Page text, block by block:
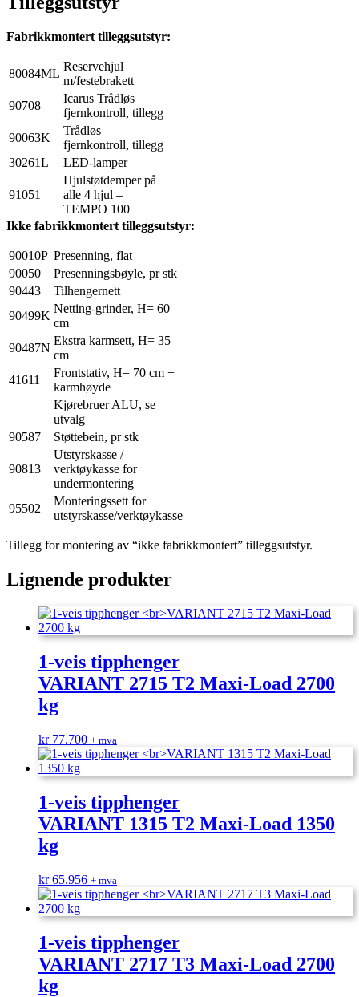
Fabrikkmontert tilleggsutstyr:
80084ML
Reservehjul
m/festebrakett
90708
Icarus Trådløs
fjernkontroll, tillegg
90063K
Trådløs
fjernkontroll, tillegg
30261L
LED-lamper
91051
Hjulstøtdemper på
alle 4 hjul –
TEMPO 100
Ikke fabrikkmontert tilleggsutstyr:
90010P Presenning, flat
90050
Presenningsbøyle, pr stk
90443
Tilhengernett
90499K
Netting-grinder, H= 60
cm
90487N
Ekstra karmsett, H= 35
cm
41611
Frontstativ, H= 70 cm +
karmhøyde
Kjørebruer ALU, se
utvalg
90587
Støttebein, pr stk
90813
Utstyrskasse /
verktøykasse for
undermontering
95502
Monteringssett for
utstyrskasse/verktøykasse
Tillegg for montering av “ikke fabrikkmontert” tilleggsutstyr.
Lignende produkter
1-veis tipphenger
VARIANT 2715 T2 Maxi-Load 2700
kg
kr77.700 + mva
1-veis tipphenger
VARIANT 1315 T2 Maxi-Load 1350
kg
kr65.956 + mva
1-veis tipphenger
VARIANT 2717 T3 Maxi-Load 2700
kg